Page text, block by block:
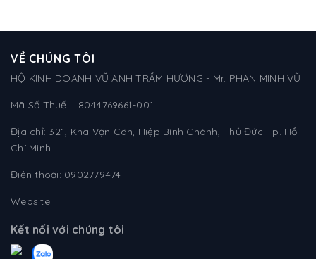
VỀ CHÚNG TÔI
HỘ KINH DOANH VŨ ANH TRẦM HƯƠNG - Mr. PHAN MINH VŨ
Mã Số Thuế : 8044769661-001
Địa chỉ: 321, Kha Vạn Cân, Hiệp Bình Chánh, Thủ Đức Tp. Hồ
Chí Minh.
Điện thoại: 0902779474
Website:
Kết nối với chúng tôi